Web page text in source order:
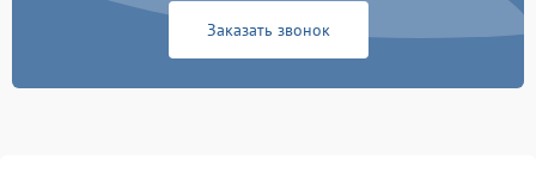
Заказать звонок